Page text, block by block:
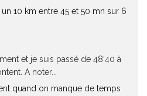
un 10 km entre 45 et 50 mn sur 6
et je suis passé de 48’40 à
A noter...
quand on manque de temps